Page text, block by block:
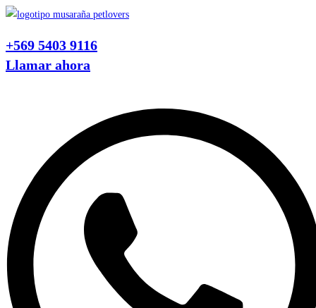
Ir
contenido
+569 5403 9116
Llamar ahora